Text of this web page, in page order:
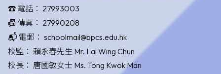
☎️ 電話： 27993003
📠 傳真： 27990208
📬 電郵： schoolmail@bpcs.edu.hk
校監： 賴永春先生 Mr. Lai Wing Chun
校長： 唐國敏女士 Ms. Tong Kwok Man